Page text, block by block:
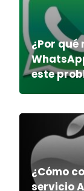
¿Por qué
este
¿Cómo
servicio